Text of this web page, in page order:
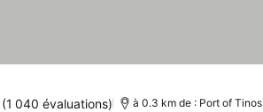
(1 040 évaluations) à 0.3 km de : Port of Tinos